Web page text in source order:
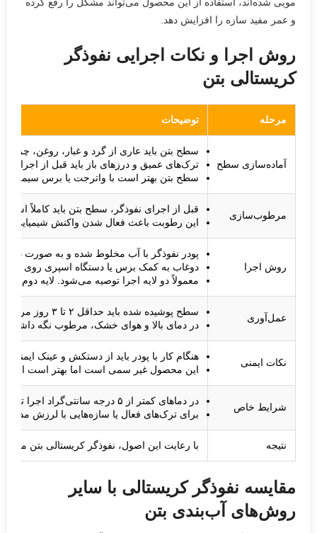
و عمر مفید سازه را افزایش دهد.
روش اجرا و نکات اجرایی نفوذگر
کریستالی بتن
مرحله توضیحات
آماده‌سازی سطح
سطح بتن باید عاری از گرد و غبار، روغن،
ترک‌های عمیق و درزهای باز باید قبل از اجرا
سطح بتن بهتر است با واترجت یا برس سیمی
مرطوب‌سازی
قبل از اجرای نفوذگر، سطح بتن باید کاملاً
این رطوبت باعث فعال شدن واکنش شیمیایی
روش اجرا
پودر نفوذگر با آب مخلوط شده و به صورت
دوغاب به کمک برس یا دستگاه اسپری روی
معمولاً دو لایه اجرا توصیه می‌شود. لایه دوم
عمل‌آوری
سطح پوشیده شده باید حداقل ۲ تا ۳ روز مرطوب نگه داشته شود.
در دمای بالا و هوای خشک، مرطوب نگه داشتن
نکات ایمنی
هنگام کار با پودر باید از دستکش و عینک ایمنی
این محصول غیر سمی است اما بهتر است از
شرایط خاص
در دماهای کمتر از ۵ درجه سانتی‌گراد اجرا توصیه نمی‌شود.
برای ترک‌های فعال یا سازه‌هایی با لرزش
نتیجه با رعایت این اصول، نفوذگر کریستالی بتن
مقایسه نفوذگر کریستالی با سایر
روش‌های آب‌بندی بتن